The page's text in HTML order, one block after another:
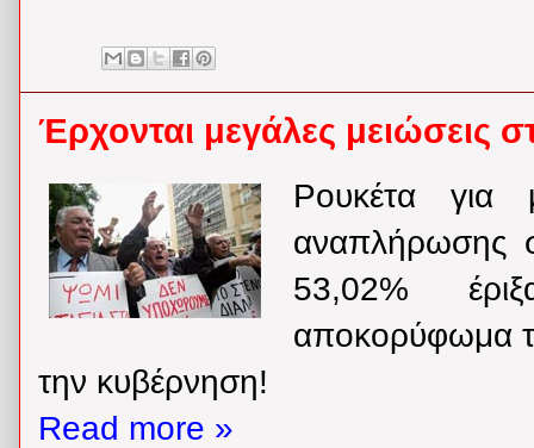
Έρχονται μεγάλες μειώσεις
Ρουκέτα για
αναπλήρωσης
53,02%
αποκορύφωμα
την κυβέρνηση!
Read more »